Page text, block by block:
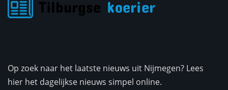
Op zoek naar het laatste nieuws uit Nijmegen? Lees
hier het dagelijkse nieuws simpel online.